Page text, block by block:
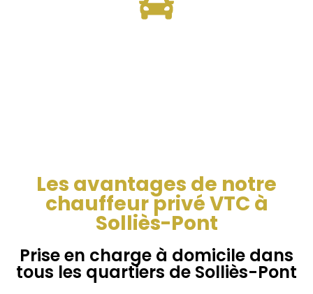
Les avantages de notre
chauffeur privé VTC à
Solliès-Pont
Prise en charge à domicile dans
tous les quartiers de Solliès-Pont